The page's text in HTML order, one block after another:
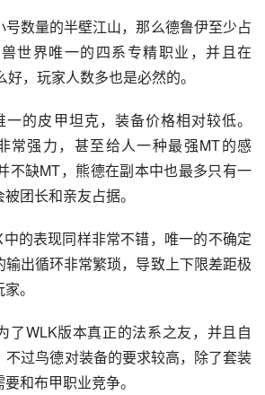
数量的半壁江山，那么德鲁伊至少占
世界唯一的四系专精职业，并且在
，玩家人数多也是必然的。
的皮甲坦克，装备价格相对较低。
常强力，甚至给人一种最强MT的感
不缺MT，熊德在副本中也最多只有一
团长和亲友占据。
的表现同样非常不错，唯一的不确定
出循环非常繁琐，导致上下限差距极
。
了WLK版本真正的法系之友，并且自
不过鸟德对装备的要求较高，除了套装
和布甲职业竞争。